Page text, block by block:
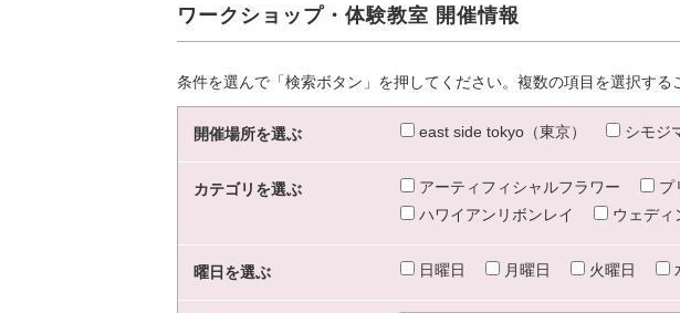
ワークショップ・体験教室 開催情報
条件を選んで「検索ボタン」を押してください。複数の項目を選択する
開催場所を選ぶ east side tokyo（東京） シモジ
カテゴリを選ぶ アーティフィシャルフラワー プ
ハワイアンリボンレイ
ウェディ
曜日を選ぶ 日曜日 月曜日 火曜日